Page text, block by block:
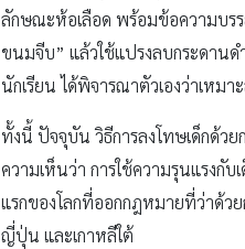
ลักษณะห้อเลือด พร้อมข้อความบร
ขนมจีบ” แล้วใช้แปรงลบกระดานด
นักเรียน ได้พิจารณาตัวเองว่าเหม
ทั้งนี้ ปัจจุบัน วิธีการลงโทษเด็กด้วย
ความเห็นว่า การใช้ความรุนแรงกั
แรกของโลกที่ออกกฎหมายที่ว่าด้ว
ญี่ปุ่น และเกาหลีใต้